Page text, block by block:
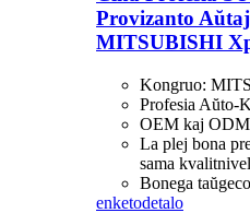
Provizanto
MITSUBISHI
Kongruo:
Profesia Aŭto-
OEM kaj
La plej bona
sama
Bonega
enketodetalo